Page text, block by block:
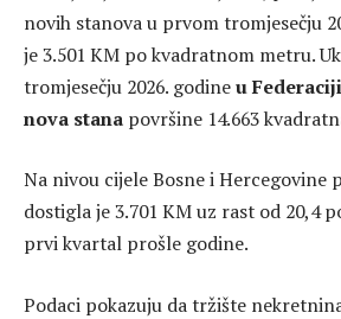
novih stanova u prvom tromjesečju
je 3.501 KM po kvadratnom metru.
tromjesečju 2026. godineu
nova stana površine 14.663
Na nivou cijele Bosne i Hercegovine
dostigla je 3.701 KM uz rast od 20,4
prvi kvartal prošle godine.
Podaci pokazuju da tržište